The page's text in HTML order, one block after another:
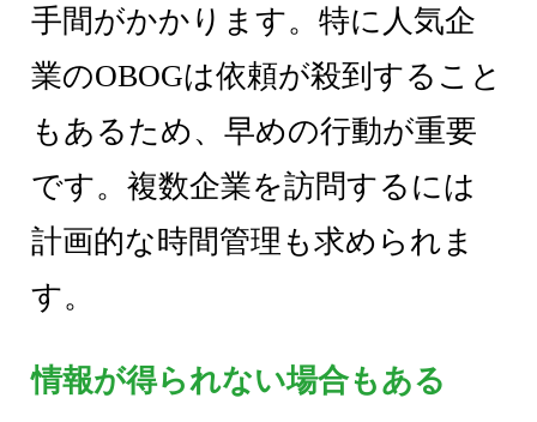
手間がかかります。特に人気企
業のOBOGは依頼が殺到すること
もあるため、早めの行動が重要
です。複数企業を訪問するには
計画的な時間管理も求められま
す。
情報が得られない場合もある